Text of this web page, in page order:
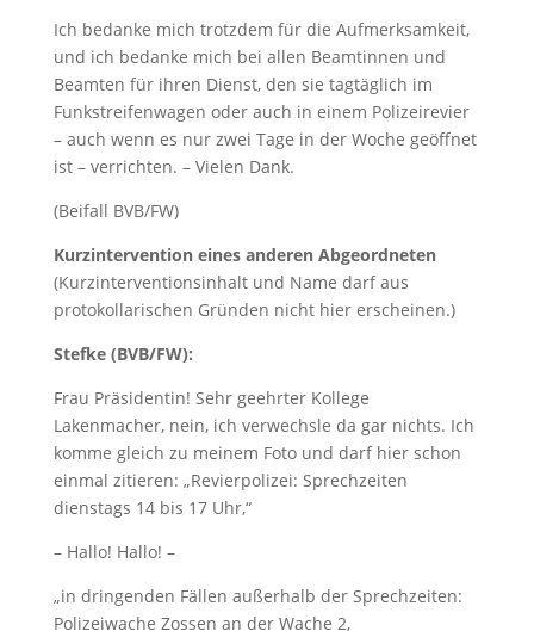
Ich bedanke mich trotzdem für die Aufmerksamkeit,
und ich bedanke mich bei allen Beamtinnen und
Beamten für ihren Dienst, den sie tagtäglich im
Funkstreifenwagen oder auch in einem Polizeirevier
– auch wenn es nur zwei Tage in der Woche geöffnet
ist – verrichten. – Vielen Dank.
(Beifall BVB/FW)
Kurzintervention eines anderen Abgeordneten
(Kurzinterventionsinhalt und Name darf aus
protokollarischen Gründen nicht hier erscheinen.)
Stefke (BVB/FW):
Frau Präsidentin! Sehr geehrter Kollege
Lakenmacher, nein, ich verwechsle da gar nichts. Ich
komme gleich zu meinem Foto und darf hier schon
einmal zitieren: „Revierpolizei: Sprechzeiten
dienstags 14 bis 17 Uhr,“
– Hallo! Hallo! –
„in dringenden Fällen außerhalb der Sprechzeiten:
Polizeiwache Zossen an der Wache 2,